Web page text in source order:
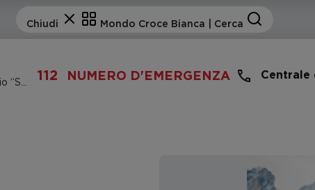
112 NUMERO D'EMERGENZA Centrale